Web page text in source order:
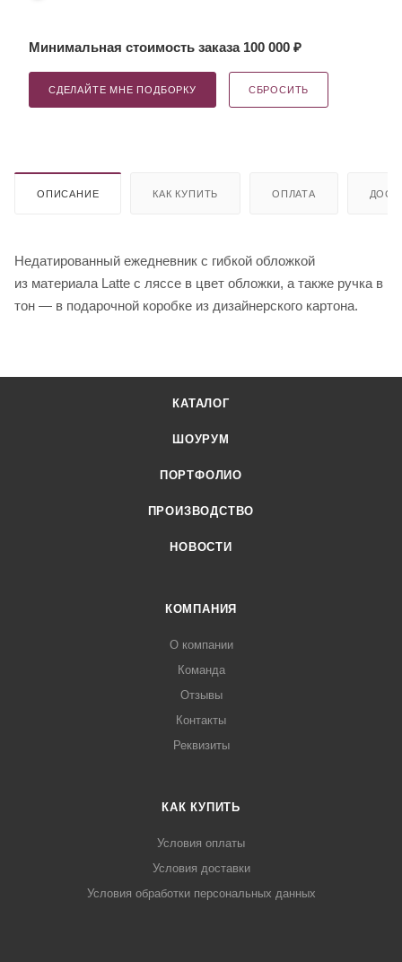
Минимальная стоимость заказа 100 000 ₽
СДЕЛАЙТЕ МНЕ ПОДБОРКУ СБРОСИТЬ
ОПИСАНИЕ КАК КУПИТЬ ОПЛАТА
Недатированный ежедневник с гибкой обложкой
из материала Latte с ляссе в цвет обложки, а также ручка в
тон — в подарочной коробке из дизайнерского картона.
КАТАЛОГ
ШОУРУМ
ПОРТФОЛИО
ПРОИЗВОДСТВО
НОВОСТИ
КОМПАНИЯ
О компании
Команда
Отзывы
Контакты
Реквизиты
КАК КУПИТЬ
Условия оплаты
Условия доставки
Условия обработки персональных данных